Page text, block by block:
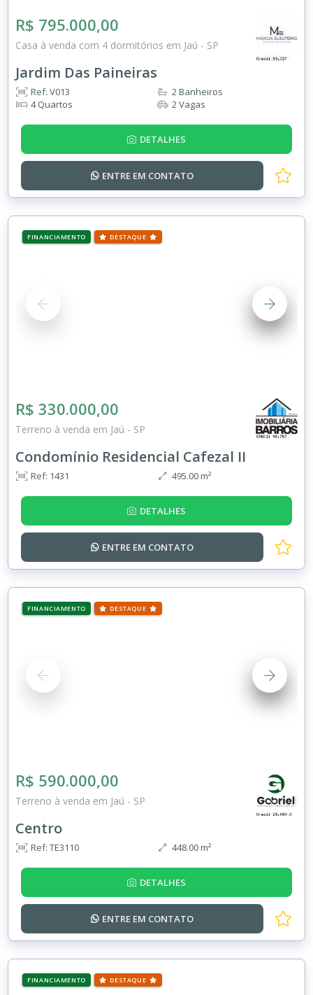
R$ 795.000,00
Casa à venda com 4 dormitórios em Jaú - SP
Jardim Das Paineiras
Ref: V013
4 Quartos
2 Banheiros
2 Vagas
DETALHES
ENTRE EM CONTATO
FINANCIAMENTO DESTAQUE
R$ 330.000,00
Terreno à venda em Jaú - SP
Condomínio Residencial Cafezal II
Ref: 1431 495.00 m²
DETALHES
ENTRE EM CONTATO
FINANCIAMENTO DESTAQUE
R$ 590.000,00
Terreno à venda em Jaú - SP
Centro
Ref: TE3110 448.00 m²
DETALHES
ENTRE EM CONTATO
FINANCIAMENTO DESTAQUE